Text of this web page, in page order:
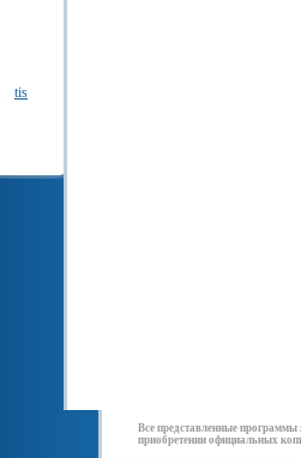
tis
Все представленные
приобретении официальных